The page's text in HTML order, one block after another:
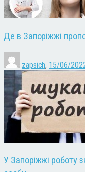
Де в Запоріжжі
zapsich, 15/06/
У Запоріжжі роботу